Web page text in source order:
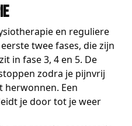
en reguliere
twee fases, die zijn
in fase 3, 4 en 5. De
zodra je pijnvrij
herwonnen. Een
je door tot je weer